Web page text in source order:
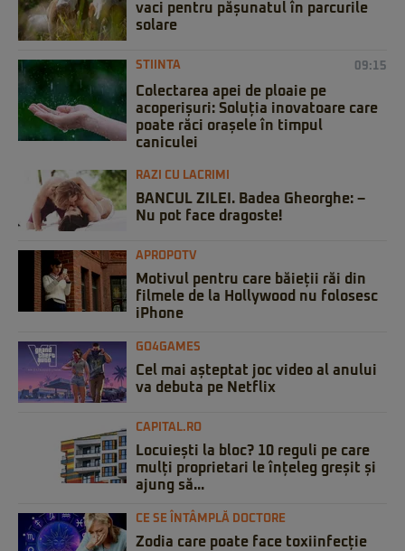
vaci pentru pășunatul în parcurile
solare
STIINTA 09:15
Colectarea apei de ploaie pe
acoperișuri: Soluția inovatoare care
poate răci orașele în timpul
caniculei
RAZI CU LACRIMI
BANCUL ZILEI. Badea Gheorghe: –
Nu pot face dragoste!
APROPOTV
Motivul pentru care băieții răi din
filmele de la Hollywood nu folosesc
iPhone
GO4GAMES
Cel mai așteptat joc video al anului
va debuta pe Netflix
CAPITAL.RO
Locuiești la bloc? 10 reguli pe care
mulți proprietari le înțeleg greșit și
ajung să...
CE SE ÎNTÂMPLĂ DOCTORE
Zodia care poate face toxiinfecție